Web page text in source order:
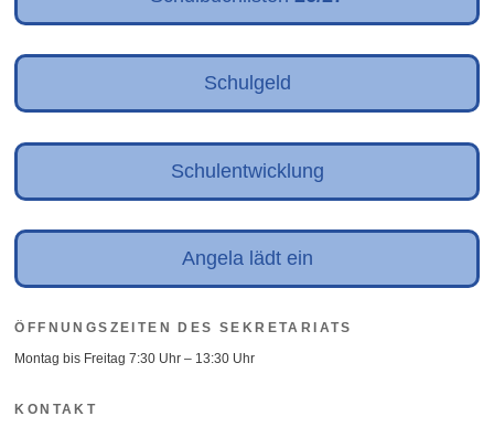
Schulgeld
Schulentwicklung
Angela lädt ein
ÖFFNUNGSZEITEN DES SEKRETARIATS
Montag bis Freitag 7:30 Uhr – 13:30 Uhr
KONTAKT